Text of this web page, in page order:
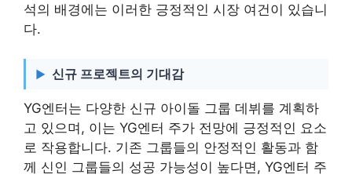
석의 배경에는 이러한 긍정적인 시장 여건이 있습니
다.
신규 프로젝트의 기대감
YG엔터는 다양한 신규 아이돌 그룹 데뷔를 계획하
고 있으며, 이는 YG엔터 주가 전망에 긍정적인 요소
로 작용합니다. 기존 그룹들의 안정적인 활동과 함
께 신인 그룹들의 성공 가능성이 높다면, YG엔터 주